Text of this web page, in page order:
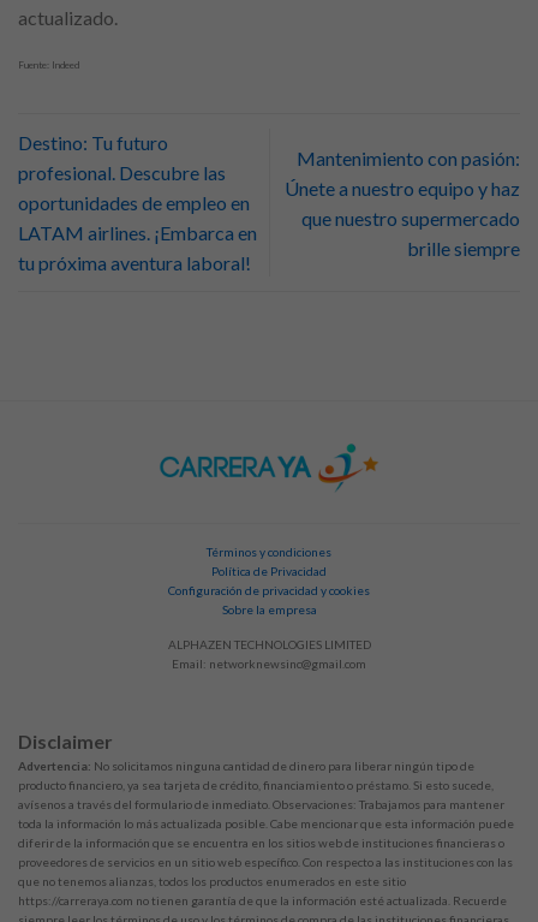
actualizado.
Fuente: Indeed
Destino: Tu futuro
profesional. Descubre las
oportunidades de empleo en
LATAM airlines. ¡Embarca en
tu próxima aventura laboral!
Mantenimiento con pasión:
Únete a nuestro equipo y haz
que nuestro supermercado
brille siempre
Términos y condiciones
Política de Privacidad
Configuración de privacidad y cookies
Sobre la empresa
ALPHAZEN TECHNOLOGIES LIMITED
Email: networknewsinc@gmail.com
Disclaimer
Advertencia: No solicitamos ninguna cantidad de dinero para liberar ningún tipo de
producto financiero, ya sea tarjeta de crédito, financiamiento o préstamo. Si esto sucede,
avísenos a través del formulario de inmediato. Observaciones: Trabajamos para mantener
toda la información lo más actualizada posible. Cabe mencionar que esta información puede
diferir de la información que se encuentra en los sitios web de instituciones financieras o
proveedores de servicios en un sitio web específico. Con respecto a las instituciones con las
que no tenemos alianzas, todos los productos enumerados en este sitio
https://carreraya.com no tienen garantía de que la información esté actualizada. Recuerde